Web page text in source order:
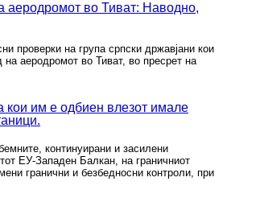
аеродромот во Тиват: Наводно,
проверки на група српски државјани кои
аеродромот во Тиват, во пресрет на
кои им е одбиен влезот имале
континуирани и засилени
ЕУ-Западен Балкан, на граничниот
гранични и безбедносни контроли, при